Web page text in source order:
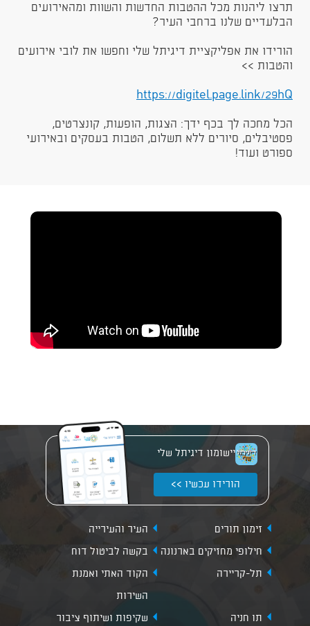
תרצו ליהנות מכל ההטבות החדשות והשוות ומהאירועים
הבלעדיים שלנו ברחבי העיר?
הורידו את אפליקציית דיגיתל שלי וחפשו את לובי אירועים
והטבות >>
https://digitel.page.link/29hQ​​
הכל מחכה לך בכף ידך: הצגות, הופעות, קונצרטים,
פסטיבלים, סיורים ללא תשלום, הטבות בעסקים ובאירועי
ספורט ועוד!
יישומון דיגיתל שלי
הורידו עכשיו >>
זימון תורים
העיר והעירייה
חילופי מחזיקים בארנונה
בקשה לביטול דוח
תל-קריירה
הקוד האתי ואמנת
השירות
תו חניה
שקיפות ושיתוף ציבור